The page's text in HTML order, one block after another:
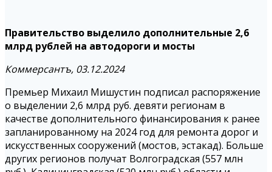
Правительство выделило дополнительные 2,6
млрд рублей на автодороги и мосты
Коммерсантъ, 03.12.2024
Премьер Михаил Мишустин подписал распоряжение
о выделении 2,6 млрд руб. девяти регионам в
качестве дополнительного финансирования к ранее
запланированному на 2024 год для ремонта дорог и
искусственных сооружений (мостов, эстакад). Больше
других регионов получат Волгоградская (557 млн